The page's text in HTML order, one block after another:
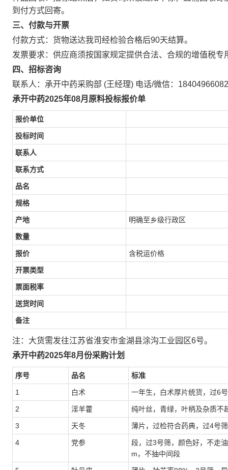
到付方式回寄。
三、付款与开票
付款方式：货物送达我司经检验合格后90天结算。
发票要求：供应商须按国家规定提供合法、合规的增值税
四、招标咨询
联系人：承开中药采购部 (王经理) 电话/微信：18404966082
承开中药2025年08月原料投标报价单
报价单位
投标时间
联系人
联系方式
品名
规格
产地 明确至乡级行政区
数量
报价 含税运价格
开票类型
票面税率
送货时间
备注
注：大货需发往江苏省淮安市金湖县涂沟工业园区6号。
承开中药2025年8月份采购计划
序号 品名 标准
1 白术 一年生，白术厚片统货，过6
2 淫羊藿 纯叶丝，青绿，叶柄及杂质不
3 天冬 薄片，过检符合药典，过4号
4 党参
段，过3号筛，颜色好，不走
m，不抽中间段